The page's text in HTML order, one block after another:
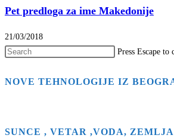
Pet predloga za ime Makedonije
21/03/2018
Press Escape to
NOVE TEHNOLOGIJE IZ
SUNCE , VETAR ,VODA, ZEMLJA